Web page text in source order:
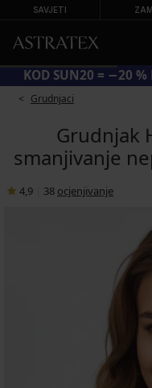
SAVJETI
KOD SUN20 = −20 %
Grudnjaci
Grudnjak
smanjivanje
4,9 38 ocjenjivanje